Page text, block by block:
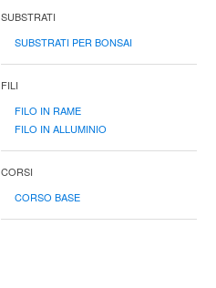
SUBSTRATI
SUBSTRATI PER BONSAI
FILI
FILO IN RAME
FILO IN ALLUMINIO
CORSI
CORSO BASE